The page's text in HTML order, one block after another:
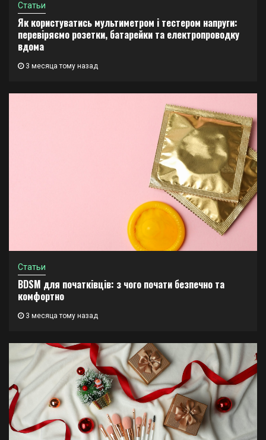
Статьи
Як користуватись мультиметром і тестером напруги:
перевіряємо розетки, батарейки та електропроводку
вдома
3 месяца тому назад
Статьи
BDSM для початківців: з чого почати безпечно та
комфортно
3 месяца тому назад